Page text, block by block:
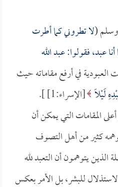
وسلم (لا تطروني كما أطرت
عبد، فقولوا: عبد الله
العبودية في أرفع مقاماته حيث
لَيْلًا [الإسراء:1] ].
المقامات التي يمكن أن
كثير من أهل التصوف
الذين يتوهمون أن التعبد لله
للبشر، بل الأمر بعكس